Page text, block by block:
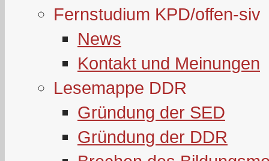
Fernstudium KPD/offen-siv
News
Kontakt und Meinungen
Lesemappe DDR
Gründung der SED
Gründung der DDR